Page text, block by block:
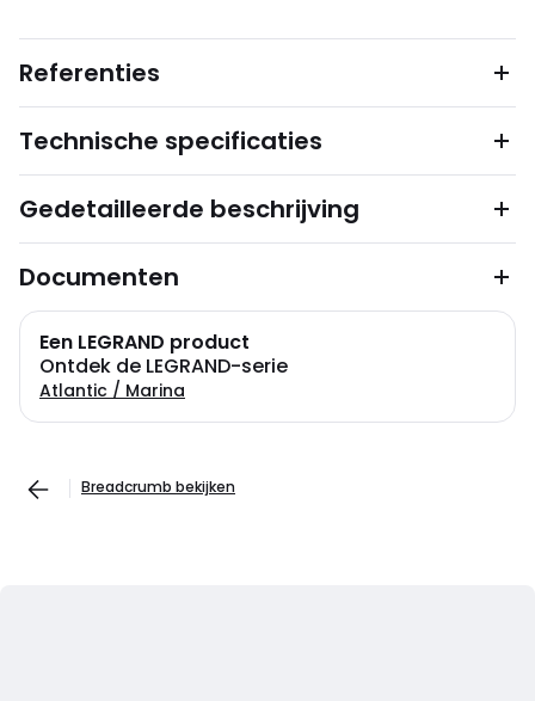
Referenties
Technische specificaties
Gedetailleerde beschrijving
Documenten
Een LEGRAND product
Ontdek de LEGRAND-serie
Atlantic / Marina
Breadcrumb bekijken